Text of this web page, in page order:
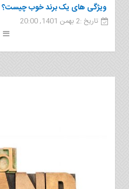
ویژگی های یک برند خوب چیست؟
تاریخ :2 بهمن 1401, 20:00